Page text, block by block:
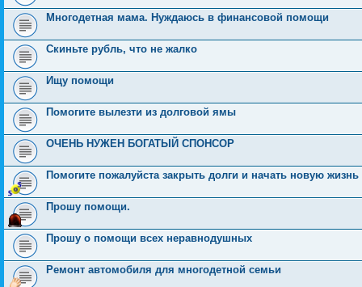
Многодетная мама. Нуждаюсь в финансовой помощи
Скиньте рубль, что не жалко
Ищу помощи
Помогите вылезти из долговой ямы
ОЧЕНЬ НУЖЕН БОГАТЫЙ СПОНСОР
Помогите пожалуйста закрыть долги и начать новую жизнь
Прошу помощи.
Прошу о помощи всех неравнодушных
Ремонт автомобиля для многодетной семьи